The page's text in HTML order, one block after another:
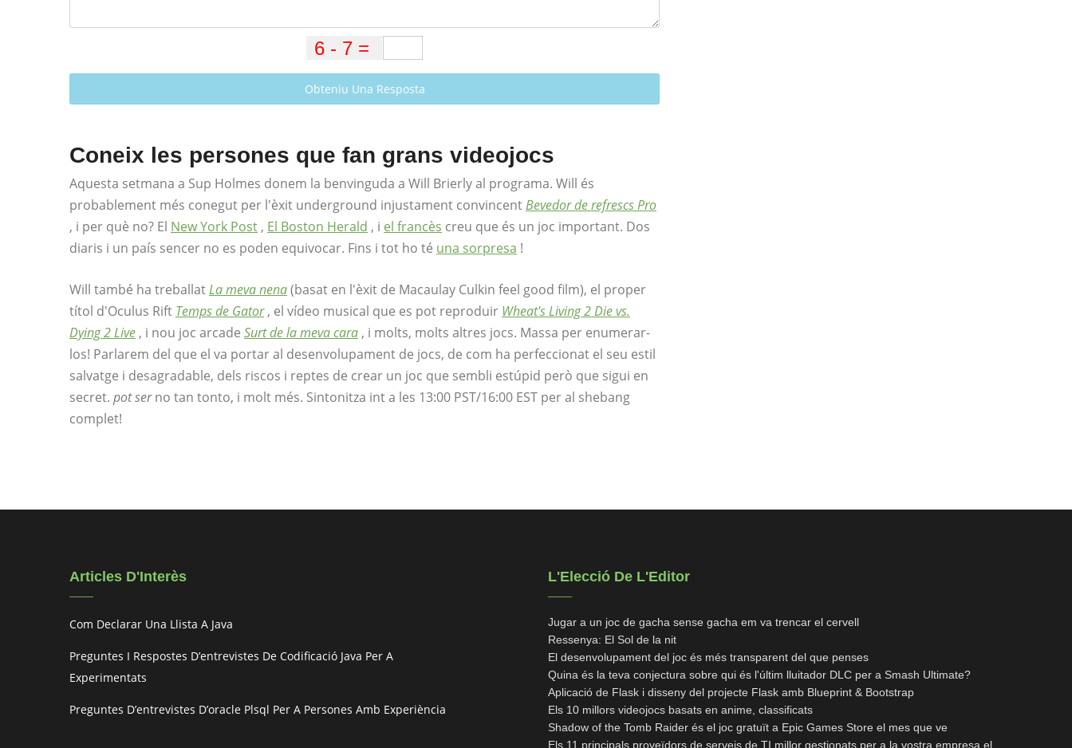
Obteniu Una Resposta
Coneix les persones que fan grans videojocs
Aquesta setmana a Sup Holmes donem la benvinguda a Will Brierly al programa. Will és
probablement més conegut per l'èxit underground injustament convincentBevedor de refrescs Pro
, i per què no? El New York Post , El Boston Herald , i el francès creu que és un joc important. Dos
diaris i un país sencer no es poden equivocar. Fins i tot ho té una sorpresa !
Will també ha treballatLa meva nena(basat en l'èxit de Macaulay Culkin feel good film), el proper
títol d'Oculus Rift Temps de Gator , el vídeo musical que es pot reproduir Wheat's Living 2 Die vs.
Dying 2 Live , i nou joc arcade Surt de la meva cara , i molts, molts altres jocs. Massa per enumerar-
los! Parlarem del que el va portar al desenvolupament de jocs, de com ha perfeccionat el seu estil
salvatge i desagradable, dels riscos i reptes de crear un joc que sembli estúpid però que sigui en
secret. pot serno tan tonto, i molt més. Sintonitza int a les 13:00 PST/16:00 EST per al shebang
complet!
Articles D'Interès
Com Declarar Una Llista A Java
Preguntes I Respostes D’entrevistes De Codificació Java Per A
Experimentats
Preguntes D’entrevistes D’oracle Plsql Per A Persones Amb Experiència
L'Elecció De L'Editor
Jugar a un joc de gacha sense gacha em va trencar el cervell
Ressenya: El Sol de la nit
El desenvolupament del joc és més transparent del que penses
Quina és la teva conjectura sobre qui és l'últim lluitador DLC per a Smash Ultimate?
Aplicació de Flask i disseny del projecte Flask amb Blueprint & Bootstrap
Els 10 millors videojocs basats en anime, classificats
Shadow of the Tomb Raider és el joc gratuït a Epic Games Store el mes que ve
Els 11 principals proveïdors de serveis de TI millor gestionats per a la vostra empresa el